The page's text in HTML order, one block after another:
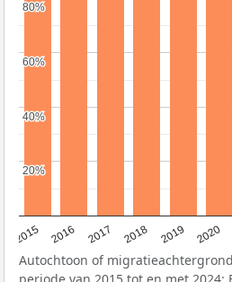
2015 2016 2017 2018 2019 2020
20%
20%
40%
40%
60%
60%
80%
80%
Autochtoon of